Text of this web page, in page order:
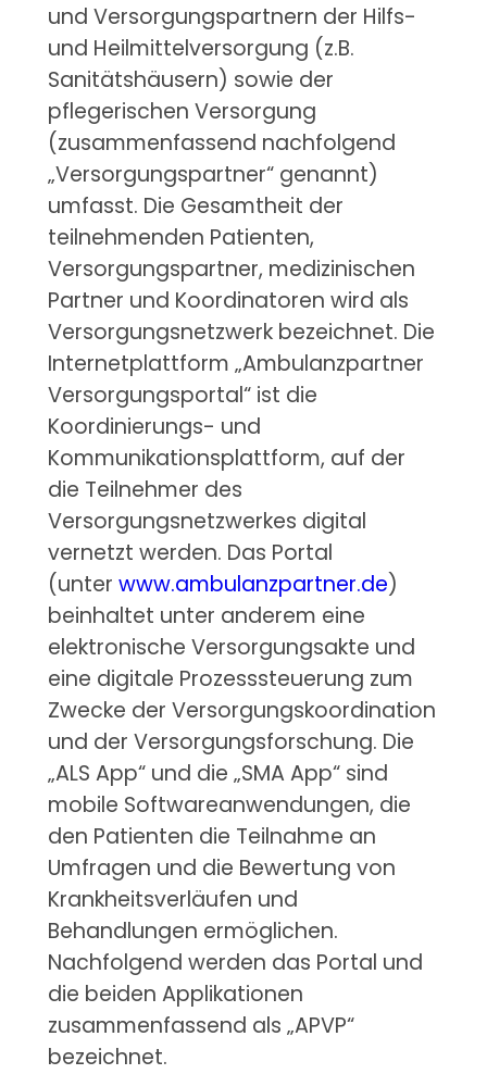
und Versorgungspartnern der Hilfs-
und Heilmittelversorgung (z.B.
Sanitätshäusern) sowie der
pflegerischen Versorgung
(zusammenfassend nachfolgend
„Versorgungspartner“ genannt)
umfasst. Die Gesamtheit der
teilnehmenden Patienten,
Versorgungspartner, medizinischen
Partner und Koordinatoren wird als
Versorgungsnetzwerk bezeichnet. Die
Internetplattform „Ambulanzpartner
Versorgungsportal“ ist die
Koordinierungs- und
Kommunikationsplattform, auf der
die Teilnehmer des
Versorgungsnetzwerkes digital
vernetzt werden. Das Portal
(unter www.ambulanzpartner.de)
beinhaltet unter anderem eine
elektronische Versorgungsakte und
eine digitale Prozesssteuerung zum
Zwecke der Versorgungskoordination
und der Versorgungsforschung. Die
„ALS App“ und die „SMA App“ sind
mobile Softwareanwendungen, die
den Patienten die Teilnahme an
Umfragen und die Bewertung von
Krankheitsverläufen und
Behandlungen ermöglichen.
Nachfolgend werden das Portal und
die beiden Applikationen
zusammenfassend als „APVP“
bezeichnet.